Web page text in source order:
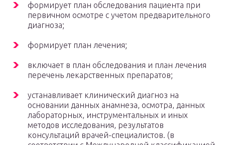
формирует план обследования пациента при
первичном осмотре с учетом предварительного
диагноза;
формирует план лечения;
включает в план обследования и план лечения
перечень лекарственных препаратов;
устанавливает клинический диагноз на
основании данных анамнеза, осмотра, данных
лабораторных, инструментальных и иных
методов исследования, результатов
консультаций врачей-специалистов. (в